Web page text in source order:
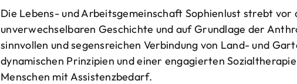
Die Lebens- und Arbeitsgemeinschaft Sophienlust strebt
unverwechselbaren Geschichte und auf Grundlage der
sinnvollen und segensreichen Verbindung von Land- und
dynamischen Prinzipien und einer engagierten
Menschen mit Assistenzbedarf.